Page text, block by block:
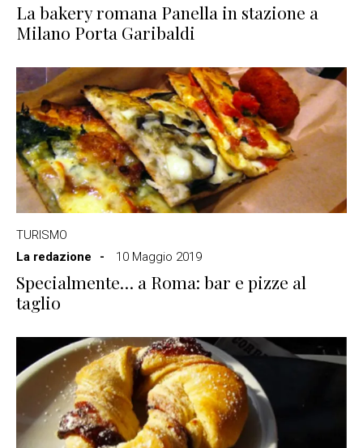
La bakery romana Panella in stazione a
Milano Porta Garibaldi
TURISMO
La redazione
10 Maggio 2019
Specialmente… a Roma: bar e pizze al
taglio